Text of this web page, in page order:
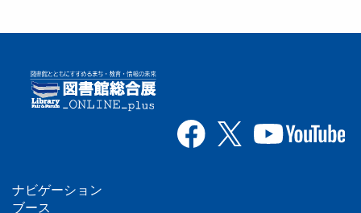
ナビゲーション
ブース